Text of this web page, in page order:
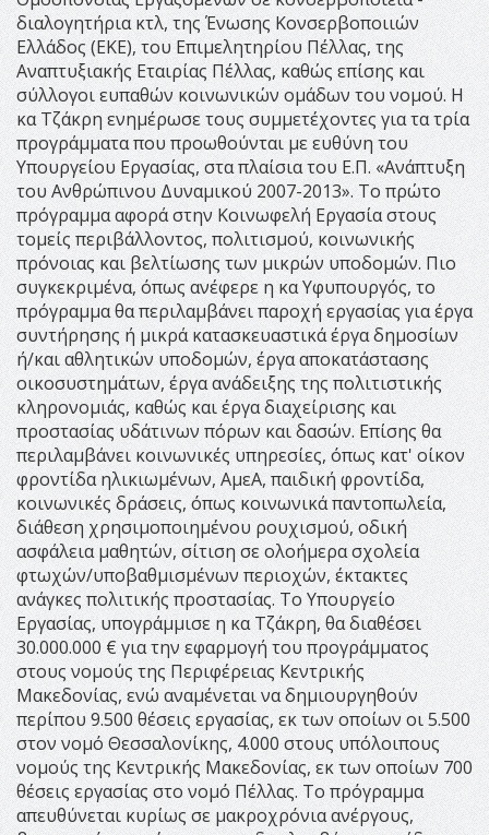
διαλογητήρια κτλ, της Ένωσης Κονσερβοποιιών
Ελλάδος (ΕΚΕ), του Επιμελητηρίου Πέλλας, της
Αναπτυξιακής Εταιρίας Πέλλας, καθώς επίσης και
σύλλογοι ευπαθών κοινωνικών ομάδων του νομού. Η
κα Τζάκρη ενημέρωσε τους συμμετέχοντες για τα τρία
προγράμματα που προωθούνται με ευθύνη του
Υπουργείου Εργασίας, στα πλαίσια του Ε.Π. «Ανάπτυξη
του Ανθρώπινου Δυναμικού 2007-2013». Το πρώτο
πρόγραμμα αφορά στην Κοινωφελή Εργασία στους
τομείς περιβάλλοντος, πολιτισμού, κοινωνικής
πρόνοιας και βελτίωσης των μικρών υποδομών. Πιο
συγκεκριμένα, όπως ανέφερε η κα Υφυπουργός, το
πρόγραμμα θα περιλαμβάνει παροχή εργασίας για έργα
συντήρησης ή μικρά κατασκευαστικά έργα δημοσίων
ή/και αθλητικών υποδομών, έργα αποκατάστασης
οικοσυστημάτων, έργα ανάδειξης της πολιτιστικής
κληρονομιάς, καθώς και έργα διαχείρισης και
προστασίας υδάτινων πόρων και δασών. Επίσης θα
περιλαμβάνει κοινωνικές υπηρεσίες, όπως κατ' οίκον
φροντίδα ηλικιωμένων, ΑμεΑ, παιδική φροντίδα,
κοινωνικές δράσεις, όπως κοινωνικά παντοπωλεία,
διάθεση χρησιμοποιημένου ρουχισμού, οδική
ασφάλεια μαθητών, σίτιση σε ολοήμερα σχολεία
φτωχών/υποβαθμισμένων περιοχών, έκτακτες
ανάγκες πολιτικής προστασίας. Το Υπουργείο
Εργασίας, υπογράμμισε η κα Τζάκρη, θα διαθέσει
30.000.000 € για την εφαρμογή του προγράμματος
στους νομούς της Περιφέρειας Κεντρικής
Μακεδονίας, ενώ αναμένεται να δημιουργηθούν
περίπου 9.500 θέσεις εργασίας, εκ των οποίων οι 5.500
στον νομό Θεσσαλονίκης, 4.000 στους υπόλοιπους
νομούς της Κεντρικής Μακεδονίας, εκ των οποίων 700
θέσεις εργασίας στο νομό Πέλλας. Το πρόγραμμα
απευθύνεται κυρίως σε μακροχρόνια ανέργους,